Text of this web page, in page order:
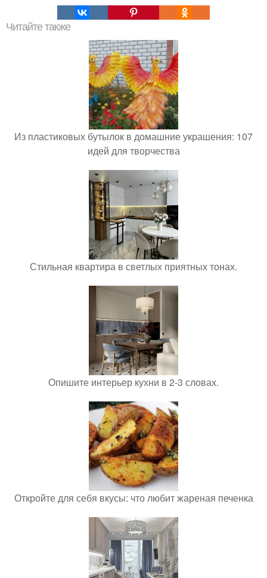
Читайте также
Из пластиковых бутылок в домашние украшения: 107
идей для творчества
Стильная квартира в светлых приятных тонах.
Опишите интерьер кухни в 2-3 словах.
Откройте для себя вкусы: что любит жареная печенка